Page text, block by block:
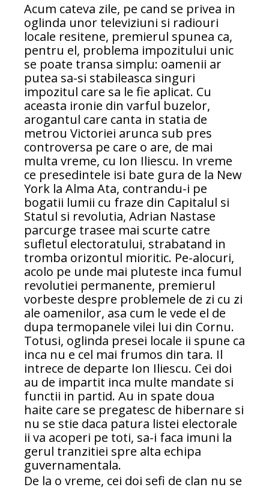
Acum cateva zile, pe cand se privea in
oglinda unor televiziuni si radiouri
locale resitene, premierul spunea ca,
pentru el, problema impozitului unic
se poate transa simplu: oamenii ar
putea sa-si stabileasca singuri
impozitul care sa le fie aplicat. Cu
aceasta ironie din varful buzelor,
arogantul care canta in statia de
metrou Victoriei arunca sub pres
controversa pe care o are, de mai
multa vreme, cu Ion Iliescu. In vreme
ce presedintele isi bate gura de la New
York la Alma Ata, contrandu-i pe
bogatii lumii cu fraze din Capitalul si
Statul si revolutia, Adrian Nastase
parcurge trasee mai scurte catre
sufletul electoratului, strabatand in
tromba orizontul mioritic. Pe-alocuri,
acolo pe unde mai pluteste inca fumul
revolutiei permanente, premierul
vorbeste despre problemele de zi cu zi
ale oamenilor, asa cum le vede el de
dupa termopanele vilei lui din Cornu.
Totusi, oglinda presei locale ii spune ca
inca nu e cel mai frumos din tara. Il
intrece de departe Ion Iliescu. Cei doi
au de impartit inca multe mandate si
functii in partid. Au in spate doua
haite care se pregatesc de hibernare si
nu se stie daca patura listei electorale
ii va acoperi pe toti, sa-i faca imuni la
gerul tranzitiei spre alta echipa
guvernamentala.
De la o vreme, cei doi sefi de clan nu se